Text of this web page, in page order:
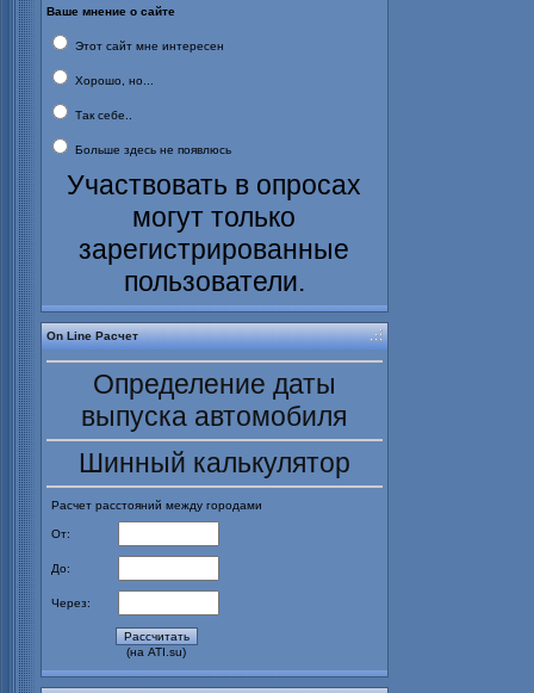
Ваше мнение о сайте
Этот сайт мне интересен
Хорошо, но...
Так себе..
Больше здесь не появлюсь
Участвовать в опросах
могут только
зарегистрированные
пользователи.
On Line Расчет
Определение даты
выпуска автомобиля
Шинный калькулятор
Расчет расстояний между городами
От:
До:
Через:
(на ATI.su)